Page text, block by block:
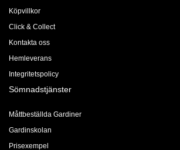
Köpvillkor
Click & Collect
Kontakta oss
Hemleverans
Integritetspolicy
Sömnadstjänster
Måttbeställda Gardiner
Gardinskolan
Prisexempel